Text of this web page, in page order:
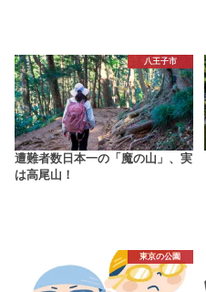
八王子市
遭難者数日本一の「魔の山」、実
は高尾山！
東京の公園